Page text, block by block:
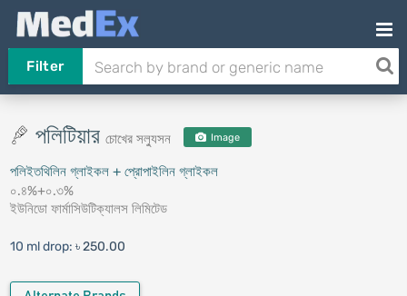
Filter
পলিটিয়ার চোখের সল্যুসন Image
পলিইতথিলিন গ্লাইকল + প্রোপাইলিন গ্লাইকল
০.৪%+০.৩%
ইউনিডো ফার্মাসিউটিক্যালস লিমিটেড
10 ml drop: ৳ 250.00